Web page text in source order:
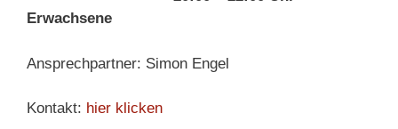
Erwachsene
Ansprechpartner: Simon Engel
Kontakt: hier klicken